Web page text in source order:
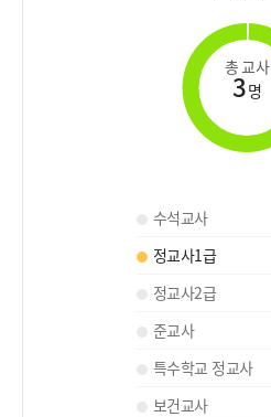
총 교사
3명
수석교사
정교사1급
정교사2급
준교사
특수학교 정교사
보건교사